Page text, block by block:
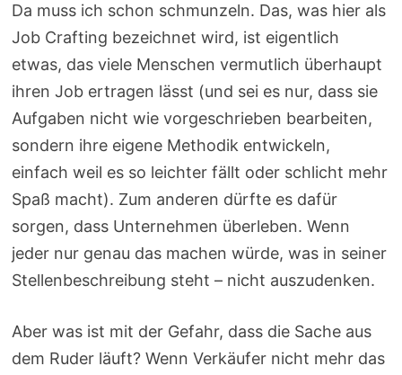
Da muss ich schon schmunzeln. Das, was hier als
Job Crafting bezeichnet wird, ist eigentlich
etwas, das viele Menschen vermutlich überhaupt
ihren Job ertragen lässt (und sei es nur, dass sie
Aufgaben nicht wie vorgeschrieben bearbeiten,
sondern ihre eigene Methodik entwickeln,
einfach weil es so leichter fällt oder schlicht mehr
Spaß macht). Zum anderen dürfte es dafür
sorgen, dass Unternehmen überleben. Wenn
jeder nur genau das machen würde, was in seiner
Stellenbeschreibung steht – nicht auszudenken.
Aber was ist mit der Gefahr, dass die Sache aus
dem Ruder läuft? Wenn Verkäufer nicht mehr das